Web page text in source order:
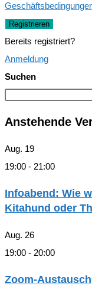
Registrieren
Bereits registriert?
Anmeldung
Suchen
Anstehende
Aug. 19
19:00 - 21:00
Infoabend: Wie
Kitahund oder
Aug. 26
19:00 - 20:00
Zoom-